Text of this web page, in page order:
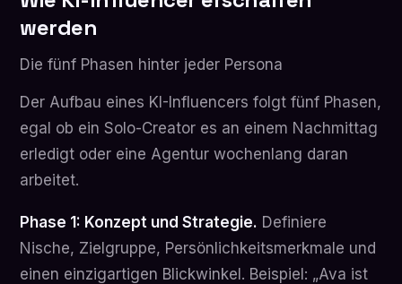
werden
Die fünf Phasen hinter jeder Persona
Der Aufbau eines KI-Influencers folgt fünf Phasen,
egal ob ein Solo-Creator es an einem Nachmittag
erledigt oder eine Agentur wochenlang daran
arbeitet.
Phase 1: Konzept und Strategie. Definiere
Nische, Zielgruppe, Persönlichkeitsmerkmale und
einen einzigartigen Blickwinkel. Beispiel: „Ava ist